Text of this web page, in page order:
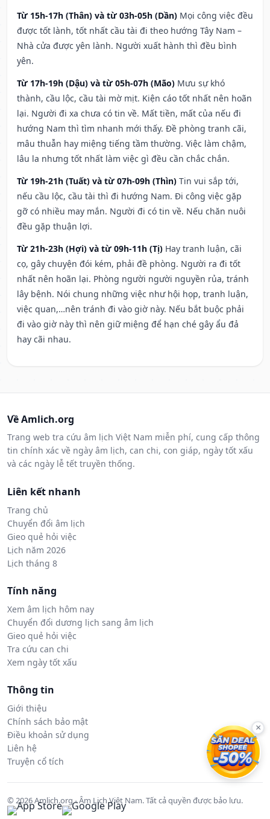
Từ 15h-17h (Thân) và từ 03h-05h (Dần) Mọi công việc đều
được tốt lành, tốt nhất cầu tài đi theo hướng Tây Nam –
Nhà cửa được yên lành. Người xuất hành thì đều bình
yên.
Từ 17h-19h (Dậu) và từ 05h-07h (Mão) Mưu sự khó
thành, cầu lộc, cầu tài mờ mịt. Kiện cáo tốt nhất nên hoãn
lại. Người đi xa chưa có tin về. Mất tiền, mất của nếu đi
hướng Nam thì tìm nhanh mới thấy. Đề phòng tranh cãi,
mâu thuẫn hay miệng tiếng tầm thường. Việc làm chậm,
lâu la nhưng tốt nhất làm việc gì đều cần chắc chắn.
Từ 19h-21h (Tuất) và từ 07h-09h (Thìn) Tin vui sắp tới,
nếu cầu lộc, cầu tài thì đi hướng Nam. Đi công việc gặp
gỡ có nhiều may mắn. Người đi có tin về. Nếu chăn nuôi
đều gặp thuận lợi.
Từ 21h-23h (Hợi) và từ 09h-11h (Tị) Hay tranh luận, cãi
cọ, gây chuyện đói kém, phải đề phòng. Người ra đi tốt
nhất nên hoãn lại. Phòng người người nguyền rủa, tránh
lây bệnh. Nói chung những việc như hội họp, tranh luận,
việc quan,…nên tránh đi vào giờ này. Nếu bắt buộc phải
đi vào giờ này thì nên giữ miệng để hạn ché gây ẩu đả
hay cãi nhau.
Về Amlich.org
Trang web tra cứu âm lịch Việt Nam miễn phí, cung cấp thông
tin chính xác về ngày âm lịch, can chi, con giáp, ngày tốt xấu
và các ngày lễ tết truyền thống.
Liên kết nhanh
Trang chủ
Chuyển đổi âm lịch
Gieo quẻ hỏi việc
Lịch năm 2026
Lịch tháng 8
Tính năng
Xem âm lịch hôm nay
Chuyển đổi dương lịch sang âm lịch
Gieo quẻ hỏi việc
Tra cứu can chi
Xem ngày tốt xấu
Thông tin
Giới thiệu
Chính sách bảo mật
Điều khoản sử dụng
Liên hệ
Truyện cổ tích
© 2026 Amlich.org - Âm Lịch Việt Nam. Tất cả quyền được bảo lưu.
×